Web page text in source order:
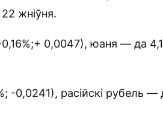
жніўня.
0,0047), юаня — да
-0,0241), расійскі рубель —